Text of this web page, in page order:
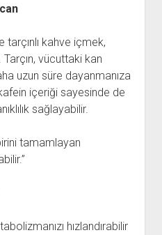
kahve içmek,
Tarçın, vücuttaki kan
uzun süre dayanmanıza
içeriği sayesinde de
sağlayabilir.
tamamlayan
hızlandırabilir